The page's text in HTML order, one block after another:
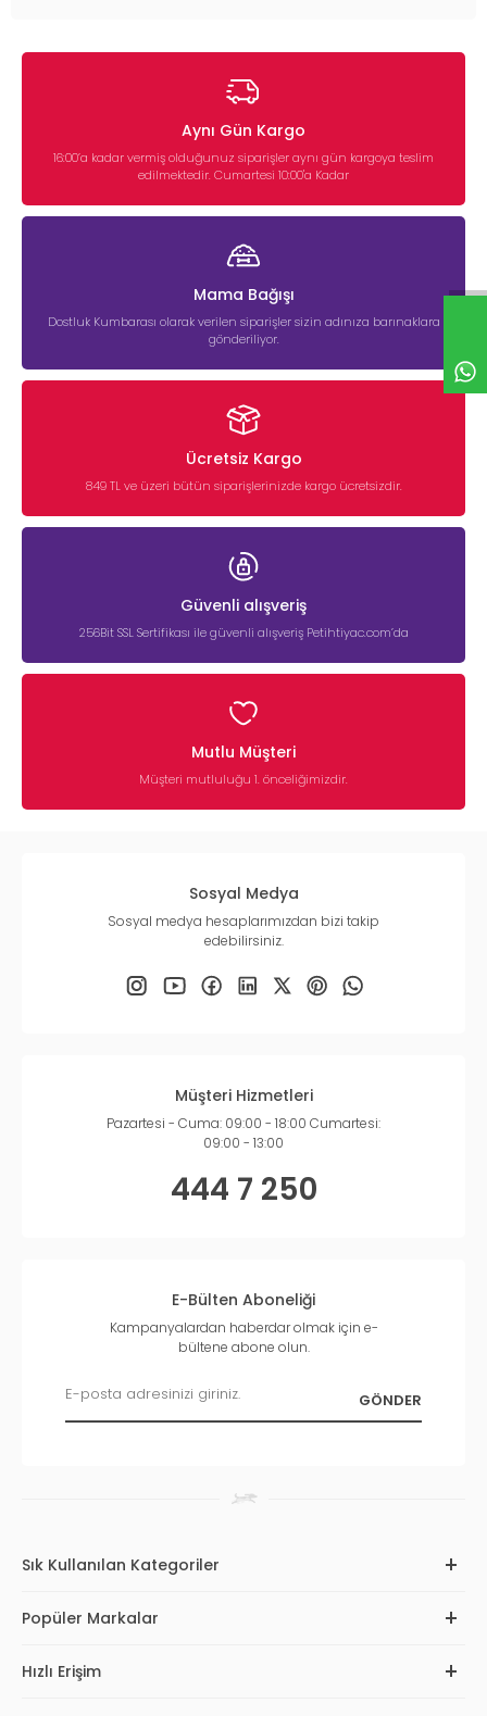
Aynı Gün Kargo
16:00’a kadar vermiş olduğunuz siparişler aynı gün kargoya teslim
edilmektedir. Cumartesi 10:00'a Kadar
Mama Bağışı
Dostluk Kumbarası olarak verilen siparişler sizin adınıza barınaklara
gönderiliyor.
Ücretsiz Kargo
849 TL ve üzeri bütün siparişlerinizde kargo ücretsizdir.
Güvenli alışveriş
256Bit SSL Sertifikası ile güvenli alışveriş Petihtiyac.com’da
Mutlu Müşteri
Müşteri mutluluğu 1. önceliğimizdir.
Sosyal Medya
Sosyal medya hesaplarımızdan bizi takip
edebilirsiniz.
Müşteri Hizmetleri
Pazartesi - Cuma: 09:00 - 18:00 Cumartesi:
09:00 - 13:00
444 7 250
E-Bülten Aboneliği
Kampanyalardan haberdar olmak için e-
bültene abone olun.
Sık Kullanılan Kategoriler
Popüler Markalar
Hızlı Erişim